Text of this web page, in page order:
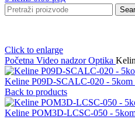
Click to enlarge
Početna Video nadzorOptika
Keline P09D-SCALC-020 - 5kom
Back to products
Keline POM3D-LCSC-050 -